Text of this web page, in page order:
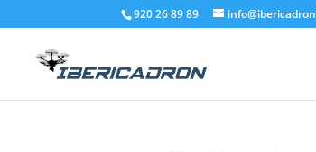
920 26 89 89